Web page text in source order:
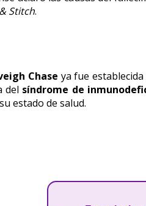
Stitch.
Chase ya fue
del síndrome de
estado de salud.